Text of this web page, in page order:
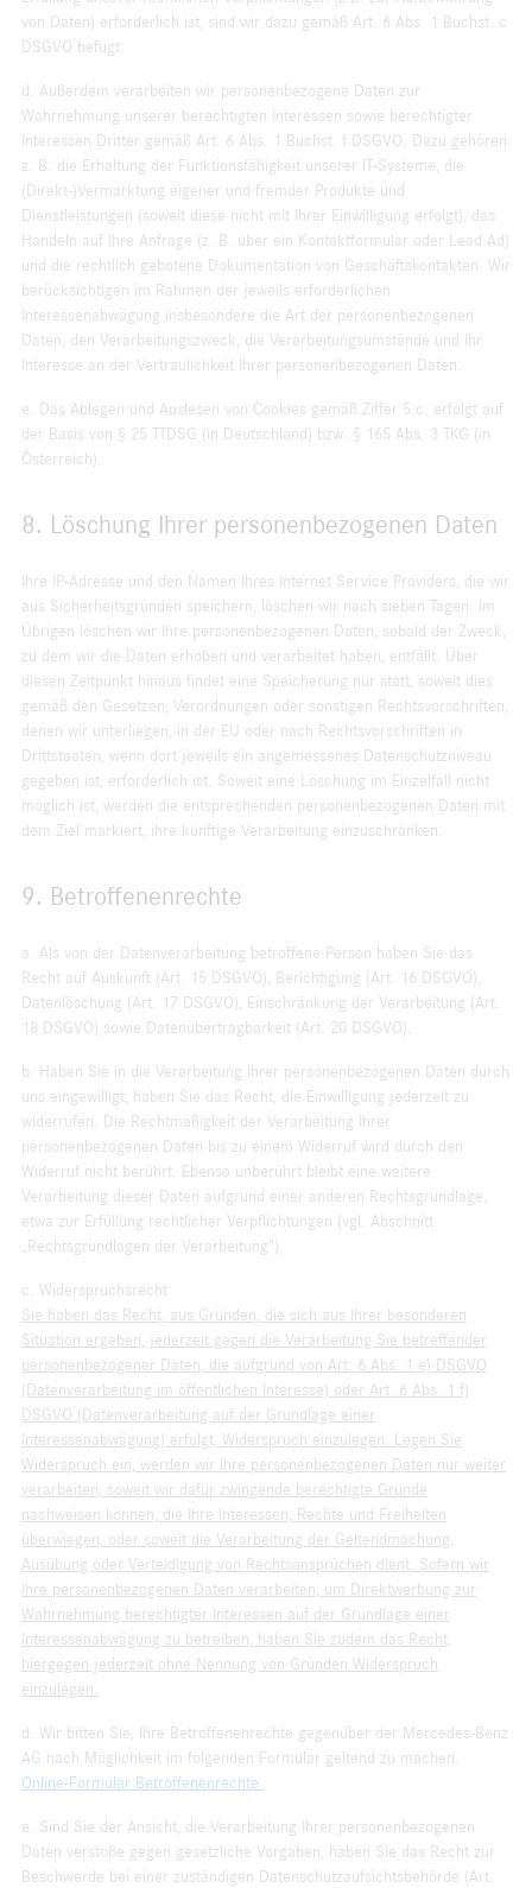
von Daten) erforderlich ist, sind wir dazu gemäß Art. 6 Abs. 1 Buchst. c
DSGVO befugt.
d. Außerdem verarbeiten wir personenbezogene Daten zur
Wahrnehmung unserer berechtigten Interessen sowie berechtigter
Interessen Dritter gemäß Art. 6 Abs. 1 Buchst. f DSGVO. Dazu gehören
z. B. die Erhaltung der Funktionsfähigkeit unserer IT-Systeme, die
(Direkt-)Vermarktung eigener und fremder Produkte und
Dienstleistungen (soweit diese nicht mit Ihrer Einwilligung erfolgt), das
Handeln auf Ihre Anfrage (z. B. über ein Kontaktformular oder Lead Ad)
und die rechtlich gebotene Dokumentation von Geschäftskontakten. Wir
berücksichtigen im Rahmen der jeweils erforderlichen
Interessenabwägung insbesondere die Art der personenbezogenen
Daten, den Verarbeitungszweck, die Verarbeitungsumstände und Ihr
Interesse an der Vertraulichkeit Ihrer personenbezogenen Daten.
e. Das Ablegen und Auslesen von Cookies gemäß Ziffer 5.c. erfolgt auf
der Basis von § 25 TTDSG (in Deutschland) bzw. § 165 Abs. 3 TKG (in
Österreich).
8. Löschung Ihrer personenbezogenen Daten
Ihre IP-Adresse und den Namen Ihres Internet Service Providers, die wir
aus Sicherheitsgründen speichern, löschen wir nach sieben Tagen. Im
Übrigen löschen wir Ihre personenbezogenen Daten, sobald der Zweck,
zu dem wir die Daten erhoben und verarbeitet haben, entfällt. Über
diesen Zeitpunkt hinaus findet eine Speicherung nur statt, soweit dies
gemäß den Gesetzen, Verordnungen oder sonstigen Rechtsvorschriften,
denen wir unterliegen, in der EU oder nach Rechtsvorschriften in
Drittstaaten, wenn dort jeweils ein angemessenes Datenschutzniveau
gegeben ist, erforderlich ist. Soweit eine Löschung im Einzelfall nicht
möglich ist, werden die entsprechenden personenbezogenen Daten mit
dem Ziel markiert, ihre künftige Verarbeitung einzuschränken.
9. Betroffenenrechte
a. Als von der Datenverarbeitung betroffene Person haben Sie das
Recht auf Auskunft (Art. 15 DSGVO), Berichtigung (Art. 16 DSGVO),
Datenlöschung (Art. 17 DSGVO), Einschränkung der Verarbeitung (Art.
18 DSGVO) sowie Datenübertragbarkeit (Art. 20 DSGVO).
b. Haben Sie in die Verarbeitung Ihrer personenbezogenen Daten durch
uns eingewilligt, haben Sie das Recht, die Einwilligung jederzeit zu
widerrufen. Die Rechtmäßigkeit der Verarbeitung Ihrer
personenbezogenen Daten bis zu einem Widerruf wird durch den
Widerruf nicht berührt. Ebenso unberührt bleibt eine weitere
Verarbeitung dieser Daten aufgrund einer anderen Rechtsgrundlage,
etwa zur Erfüllung rechtlicher Verpflichtungen (vgl. Abschnitt
„Rechtsgrundlagen der Verarbeitung“).
c. Widerspruchsrecht
Sie haben das Recht, aus Gründen, die sich aus Ihrer besonderen
Situation ergeben, jederzeit gegen die Verarbeitung Sie betreffender
personenbezogener Daten, die aufgrund von Art. 6 Abs. 1 e) DSGVO
(Datenverarbeitung im öffentlichen Interesse) oder Art. 6 Abs. 1 f)
DSGVO (Datenverarbeitung auf der Grundlage einer
Interessenabwägung) erfolgt, Widerspruch einzulegen. Legen Sie
Widerspruch ein, werden wir Ihre personenbezogenen Daten nur weiter
verarbeiten, soweit wir dafür zwingende berechtigte Gründe
nachweisen können, die Ihre Interessen, Rechte und Freiheiten
überwiegen, oder soweit die Verarbeitung der Geltendmachung,
Ausübung oder Verteidigung von Rechtsansprüchen dient. Sofern wir
Ihre personenbezogenen Daten verarbeiten, um Direktwerbung zur
Wahrnehmung berechtigter Interessen auf der Grundlage einer
Interessenabwägung zu betreiben, haben Sie zudem das Recht,
hiergegen jederzeit ohne Nennung von Gründen Widerspruch
einzulegen.
d. Wir bitten Sie, Ihre Betroffenenrechte gegenüber der Mercedes-Benz
AG nach Möglichkeit im folgenden Formular geltend zu machen.
Online-Formular Betroffenenrechte
e. Sind Sie der Ansicht, die Verarbeitung Ihrer personenbezogenen
Daten verstoße gegen gesetzliche Vorgaben, haben Sie das Recht zur
Beschwerde bei einer zuständigen Datenschutzaufsichtsbehörde (Art.